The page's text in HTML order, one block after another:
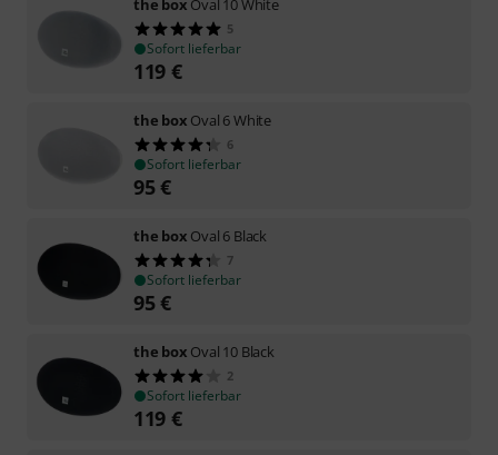
5
Sofort lieferbar
119 €
the box Oval 6 White
6
Sofort lieferbar
95€
the box Oval 6 Black
7
Sofort lieferbar
95€
the box Oval 10 Black
2
Sofort lieferbar
119 €